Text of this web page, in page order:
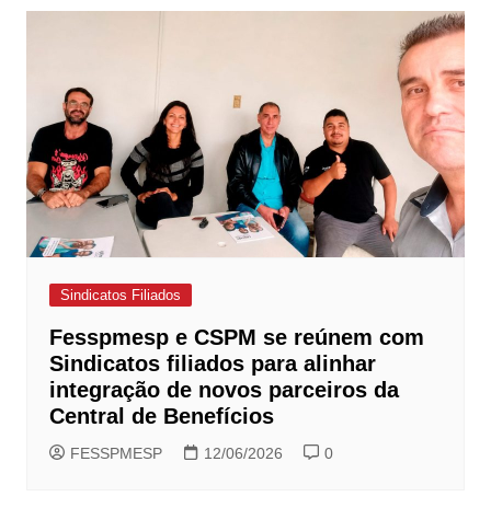
Sindicatos Filiados
Fesspmesp e CSPM se reúnem com
Sindicatos filiados para alinhar
integração de novos parceiros da
Central de Benefícios
FESSPMESP 12/06/2026 0